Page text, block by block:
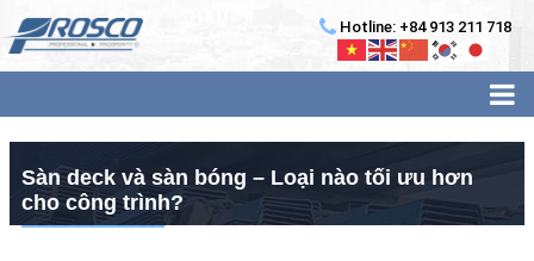
Hotline: +84 913 211 718
Sàn deck và sàn bóng – Loại nào tối ưu hơn
cho công trình?